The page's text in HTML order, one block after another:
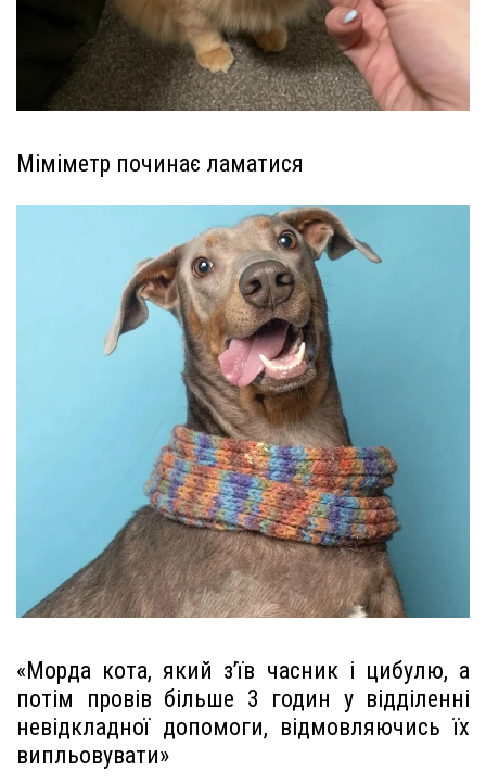
Міміметр починає ламатися
«Морда кота, який з’їв часник і цибулю, а
потім провів більше 3 годин у відділенні
невідкладної допомоги, відмовляючись їх
випльовувати»